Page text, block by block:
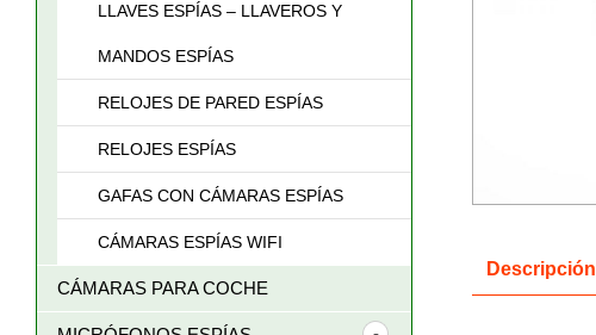
Descripción
LLAVES ESPÍAS – LLAVEROS Y
MANDOS ESPÍAS
RELOJES DE PARED ESPÍAS
RELOJES ESPÍAS
GAFAS CON CÁMARAS ESPÍAS
CÁMARAS ESPÍAS WIFI
CÁMARAS PARA COCHE